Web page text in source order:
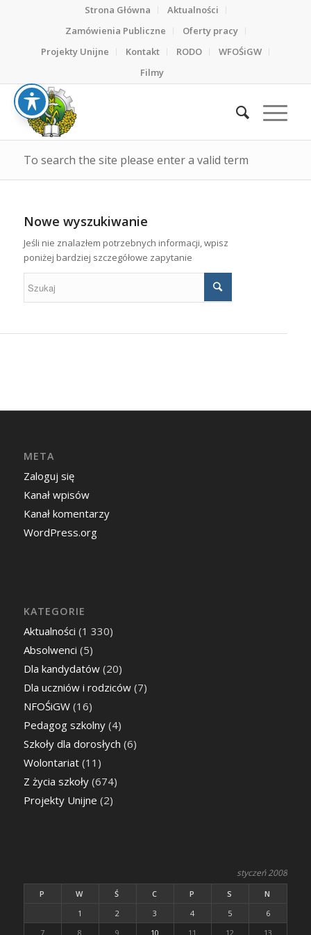
Strona Główna
Aktualności
Zamówienia Publiczne
Oferty pracy
Projekty Unijne
Kontakt RODO
WFOŚiGW
Filmy
To search the site please enter a valid term
Nowe wyszukiwanie
Jeśli nie znalazłem potrzebnych informacji, wpisz
poniżej bardziej szczegółowe zapytanie
META
Zaloguj się
Kanał wpisów
Kanał komentarzy
WordPress.org
KATEGORIE
Aktualności (1 330)
Absolwenci (5)
Dla kandydatów(20)
Dla uczniów i rodziców(7)
NFOŚiGW(16)
Pedagog szkolny(4)
Szkoły dla dorosłych (6)
Wolontariat(11)
Z życia szkoły(674)
Projekty Unijne (2)
styczeń 2008
P W Ś C P S
N
1
2 3 4 5
6
7
8 9 10 11 12 13